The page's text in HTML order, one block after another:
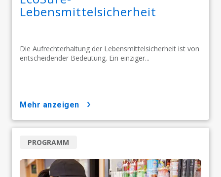
Lebensmittelsicherheit
Die Aufrechterhaltung der Lebensmittelsicherheit ist von
entscheidender Bedeutung. Ein einziger...
mehr anzeigen
PROGRAMM